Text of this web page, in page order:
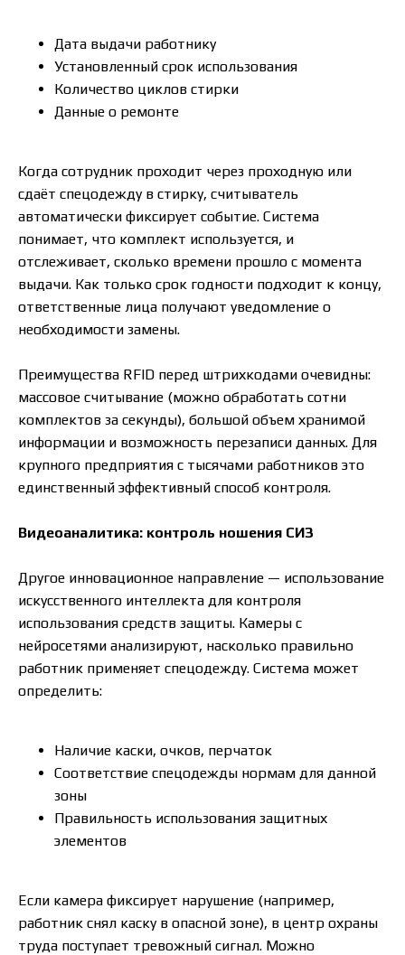
Дата выдачи работнику
Установленный срок использования
Количество циклов стирки
Данные о ремонте
Когда сотрудник проходит через проходную или
сдаёт спецодежду в стирку, считыватель
автоматически фиксирует событие. Система
понимает, что комплект используется, и
отслеживает, сколько времени прошло с момента
выдачи. Как только срок годности подходит к концу,
ответственные лица получают уведомление о
необходимости замены.
Преимущества RFID перед штрихкодами очевидны:
массовое считывание (можно обработать сотни
комплектов за секунды), большой объем хранимой
информации и возможность перезаписи данных. Для
крупного предприятия с тысячами работников это
единственный эффективный способ контроля.
Видеоаналитика: контроль ношения СИЗ
Другое инновационное направление — использование
искусственного интеллекта для контроля
использования средств защиты. Камеры с
нейросетями анализируют, насколько правильно
работник применяет спецодежду. Система может
определить:
Наличие каски, очков, перчаток
Соответствие спецодежды нормам для данной
зоны
Правильность использования защитных
элементов
Если камера фиксирует нарушение (например,
работник снял каску в опасной зоне), в центр охраны
труда поступает тревожный сигнал. Можно